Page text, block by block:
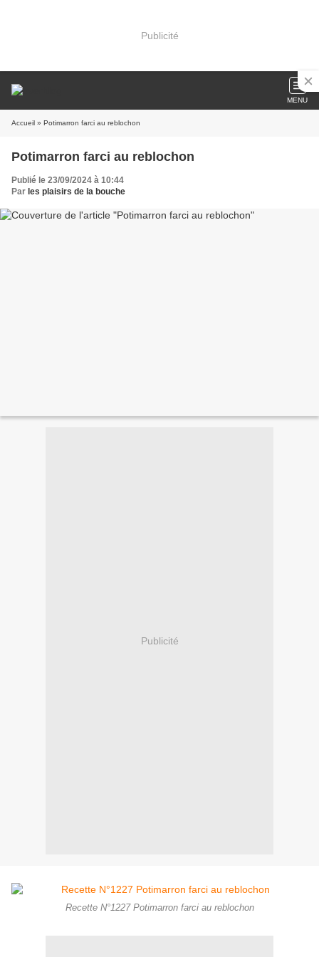
Publicité
MENU
Accueil » Potimarron farci au reblochon
Potimarron farci au reblochon
Publié le 23/09/2024 à 10:44
Par les plaisirs de la bouche
Publicité
Recette N°1227 Potimarron farci au reblochon